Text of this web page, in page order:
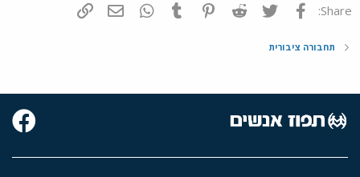
Share: פייסבוק Twitter
Reddit
Pinterest
Tumblr
WhatsAppדואר אלקטרוני
תחבורה ציבורית